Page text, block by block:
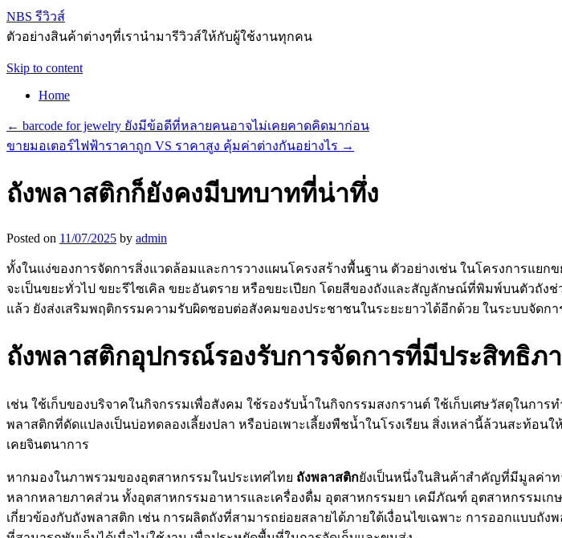
NBS รีวิวส์
ตัวอย่างสินค้าต่างๆที่เรานำมารีวิวส์ให้กับผู้ใช้งานทุกคน
Skip to content
Home
← barcode for jewelry ยังมีข้อดีที่หลายคนอาจไม่เคยคาดคิดมาก่อน
ขายมอเตอร์ไฟฟ้าราคาถูก VS ราคาสูง คุ้มค่าต่างกันอย่างไร →
ถังพลาสติกก็ยังคงมีบทบาทที่น่าทึ่ง
Posted on 11/07/2025 by admin
ทั้งในแง่ของการจัดการสิ่งแวดล้อมและการวางแผนโครงสร้างพื้นฐาน ตัวอย่างเช่น ในโครงการแยก
จะเป็นขยะทั่วไป ขยะรีไซเคิล ขยะอันตราย หรือขยะเปียก โดยสีของถังและสัญลักษณ์ที่พิมพ์บนตัวถัง
แล้ว ยังส่งเสริมพฤติกรรมความรับผิดชอบต่อสังคมของประชาชนในระยะยาวได้อีกด้วย ในระบบจัดกา
ถังพลาสติกอุปกรณ์รองรับการจัดการที่มีประสิทธิภ
เช่น ใช้เก็บของบริจาคในกิจกรรมเพื่อสังคม ใช้รองรับน้ำในกิจกรรมสงกรานต์ ใช้เก็บเศษวัสดุในก
พลาสติกที่ดัดแปลงเป็นบ่อทดลองเลี้ยงปลา หรือบ่อเพาะเลี้ยงพืชน้ำในโรงเรียน สิ่งเหล่านี้ล้วนสะท้อ
เคยจินตนาการ
หากมองในภาพรวมของอุตสาหกรรมในประเทศไทย ถังพลาสติกยังเป็นหนึ่งในสินค้าสำคัญที่มีมูลค่าท
หลากหลายภาคส่วน ทั้งอุตสาหกรรมอาหารและเครื่องดื่ม อุตสาหกรรมยา เคมีภัณฑ์ อุตสาหกรรมเ
เกี่ยวข้องกับถังพลาสติก เช่น การผลิตถังที่สามารถย่อยสลายได้ภายใต้เงื่อนไขเฉพาะ การออกแบบ